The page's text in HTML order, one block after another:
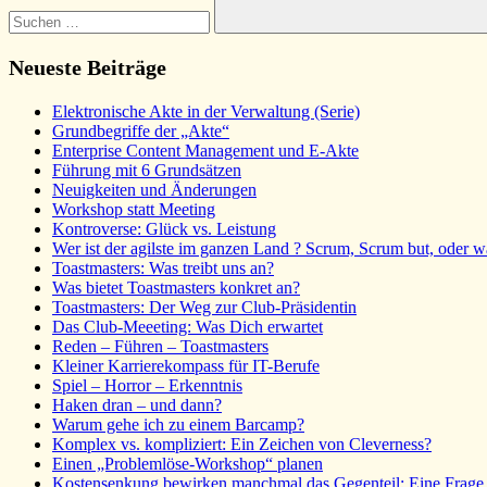
Suchen
Neueste Beiträge
Elektronische Akte in der Verwaltung (Serie)
Grundbegriffe der „Akte“
Enterprise Content Management und E-Akte
Führung mit 6 Grundsätzen
Neuigkeiten und Änderungen
Workshop statt Meeting
Kontroverse: Glück vs. Leistung
Wer ist der agilste im ganzen Land ? Scrum, Scrum but, oder
Toastmasters: Was treibt uns an?
Was bietet Toastmasters konkret an?
Toastmasters: Der Weg zur Club-Präsidentin
Das Club-Meeeting: Was Dich erwartet
Reden – Führen – Toastmasters
Kleiner Karrierekompass für IT-Berufe
Spiel – Horror – Erkenntnis
Haken dran – und dann?
Warum gehe ich zu einem Barcamp?
Komplex vs. kompliziert: Ein Zeichen von Cleverness?
Einen „Problemlöse-Workshop“ planen
Kostensenkung bewirken manchmal das Gegenteil: Eine